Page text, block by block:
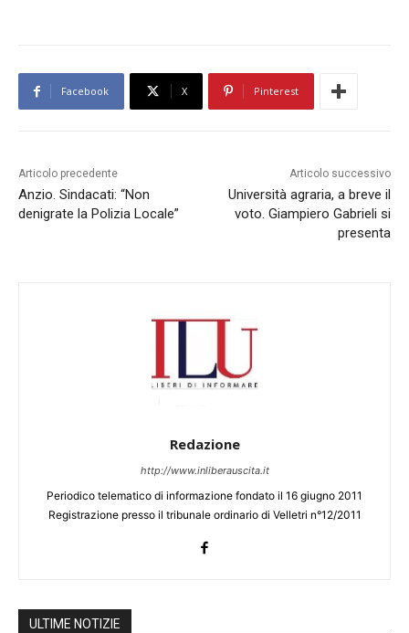
Facebook X Pinterest
Articolo precedente
Anzio. Sindacati: “Non
denigrate la Polizia Locale”
Articolo successivo
Università agraria, a breve il
voto. Giampiero Gabrieli si
presenta
Redazione
http://www.inliberauscita.it
Periodico telematico di informazione fondato il 16 giugno 2011
Registrazione presso il tribunale ordinario di Velletri n°12/2011
ULTIME NOTIZIE